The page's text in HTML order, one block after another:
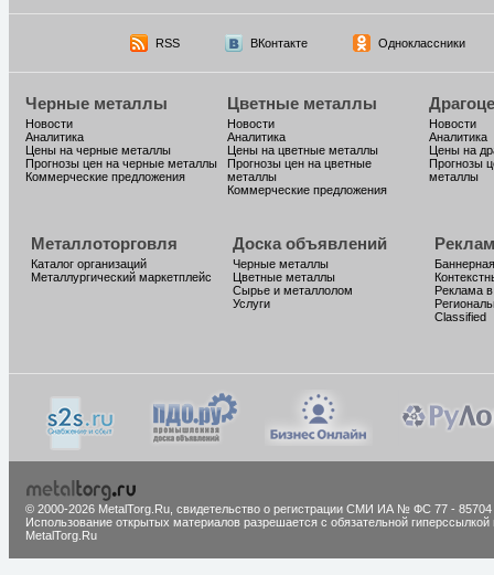
RSS ВКонтакте Одноклассники
Черные металлы
Новости
Аналитика
Цены на черные металлы
Прогнозы цен на черные металлы
Коммерческие предложения
Цветные металлы
Новости
Аналитика
Цены на цветные металлы
Прогнозы цен на цветные
металлы
Коммерческие предложения
Новости
Аналитика
Цены на
Прогнозы
металлы
Металлоторговля
Каталог организаций
Металлургический маркетплейс
Доска объявлений
Черные металлы
Цветные металлы
Сырье и металлолом
Услуги
Реклама
Classified
© 2000-2026 MetalTorg.Ru, cвидетельство о регистрации СМИ ИА № ФС 77 - 85704
Использование открытых материалов разрешается с обязательной гиперссылкой
MetalTorg.Ru